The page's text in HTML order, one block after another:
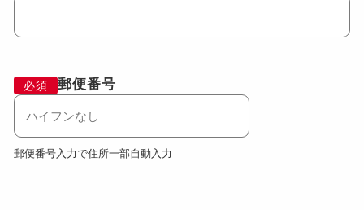
郵便番号
必須
郵便番号入力で住所一部自動入力